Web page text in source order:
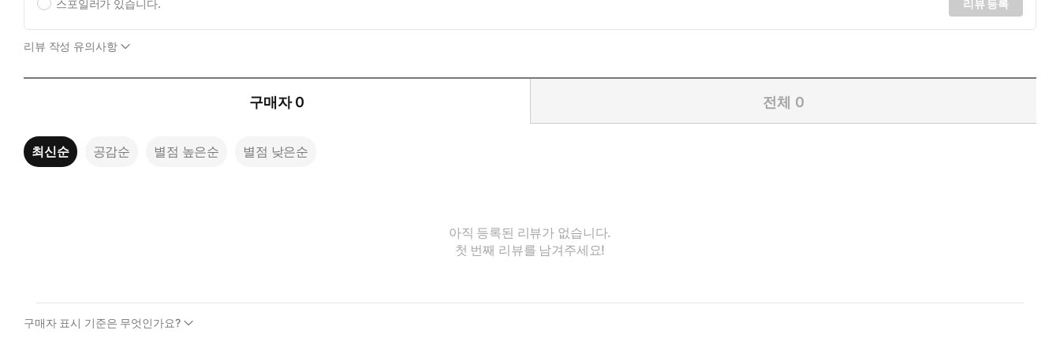
스포일러가 있습니다. 리뷰 등록
리뷰 작성 유의사항
구매자 0 전체 0
최신순 공감순 별점 높은순 별점 낮은순
아직 등록된 리뷰가 없습니다.
첫 번째 리뷰를 남겨주세요!
구매자 표시 기준은 무엇인가요?